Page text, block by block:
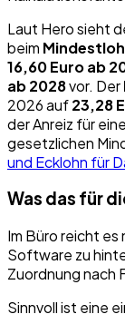
Laut Hero sieht
beim
16,60 Euro ab
ab 2028vor. Der
2026 auf23,28
der Anreiz für
gesetzlichen
und Ecklohn für
Was das für
Im Büro reicht es
Software zu
Zuordnung nach
Sinnvoll ist eine